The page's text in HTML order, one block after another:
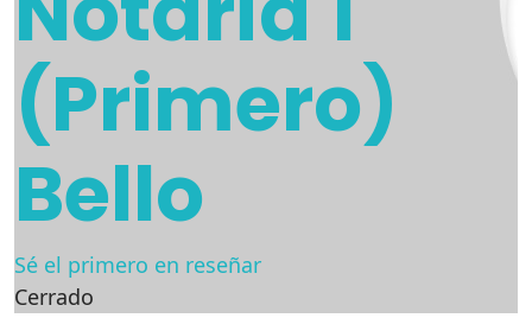
(Primero)
Bello
Sé el primero en reseñar
Cerrado